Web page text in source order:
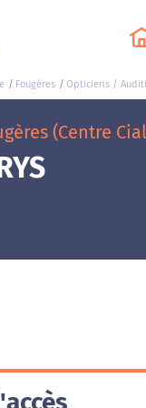
Fougères Opticiens /
(Centre